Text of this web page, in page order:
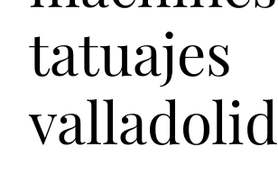
tatuajes
valladolid